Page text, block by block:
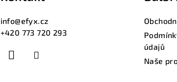
info@efyx.cz
+420 773 720 293
údajů
Naše